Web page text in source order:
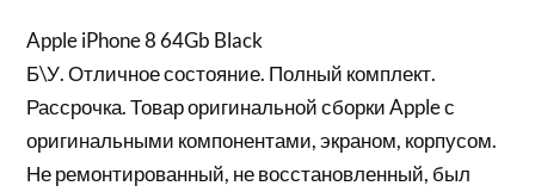
Apple iPhone 8 64Gb Black
Б\У. Отличное состояние. Полный комплект.
Рассрочка. Товар оригинальной сборки Apple с
оригинальными компонентами, экраном, корпусом.
Не ремонтированный, не восстановленный, был